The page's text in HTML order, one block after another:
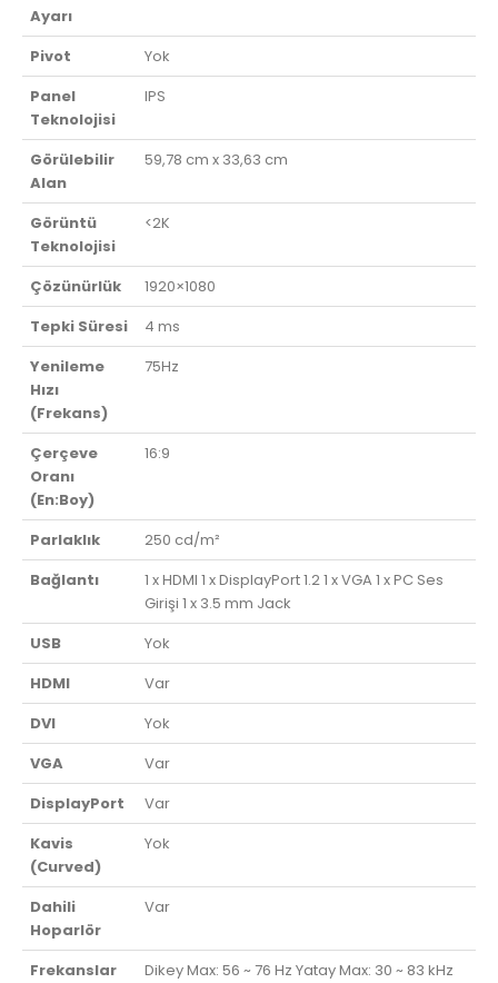
Ayarı
Pivot
Yok
Panel
Teknolojisi
IPS
Görülebilir
Alan
59,78 cm x 33,63 cm
Görüntü
Teknolojisi
<2K
Çözünürlük
1920×1080
Tepki Süresi
4 ms
Yenileme
Hızı
(Frekans)
75Hz
Çerçeve
Oranı
(En:Boy)
16:9
Parlaklık
250 cd/m²
Bağlantı
1 x HDMI 1 x DisplayPort 1.2 1 x VGA 1 x PC Ses
Girişi 1 x 3.5 mm Jack
USB
Yok
HDMI
Var
DVI
Yok
VGA
Var
DisplayPort
Var
Kavis
(Curved)
Yok
Dahili
Hoparlör
Var
Frekanslar
Dikey Max: 56 ~ 76 Hz Yatay Max: 30 ~ 83 kHz